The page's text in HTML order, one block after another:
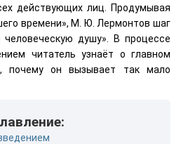
действующих лиц. Продумывая
времени», М. Ю. Лермонтов шаг
душу». В процессе
читатель узнаёт о главном
почему он вызывает так мало